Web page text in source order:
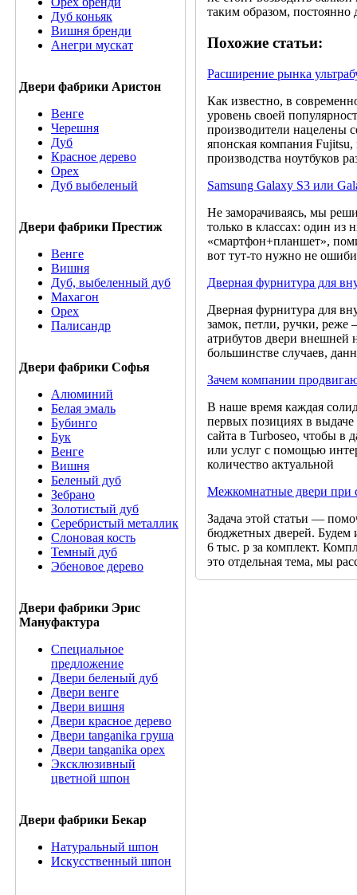
Дуб коньяк
Вишня бренди
Анегри мускат
Двери фабрики Аристон
Венге
Черешня
Дуб
Красное дерево
Орех
Дуб выбеленый
Двери фабрики Престиж
Венге
Вишня
Дуб, выбеленный дуб
Махагон
Орех
Палисандр
Двери фабрики Софья
Алюминий
Белая эмаль
Бубинго
Бук
Венге
Вишня
Беленый дуб
Зебрано
Золотистый дуб
Серебристый металлик
Слоновая кость
Темный дуб
Эбеновое дерево
Двери фабрики Эрис
Мануфактура
Специальное
предложение
Двери беленый дуб
Двери венге
Двери вишня
Двери красное дерево
Двери tanganika груша
Двери tanganika oрех
Эксклюзивный
цветной шпон
Двери фабрики Бекар
Натуральный шпон
Искусственный шпон
таким образом,
Похожие статьи:
Расширение рынка
Как известно, в
уровень своей
производители нацелены
японская компания Fujitsu,
производства ноутбуков
Samsung Galaxy S3 или
Не заморачиваясь, мы
только в классах: один из
«смартфон+планшет»,
вот тут-то нужно не
Дверная фурнитура для
Дверная фурнитура для
замок, петли, ручки, реже
атрибутов двери внешней
большинстве случаев,
Зачем компании
В наше время каждая
первых позициях в
сайта в Turboseo, чтобы в
или услуг с помощью
количество актуальной
Межкомнатные двери при
Задача этой статьи —
бюджетных дверей. Будем
6 тыс. р за комплект.
это отдельная тема, мы